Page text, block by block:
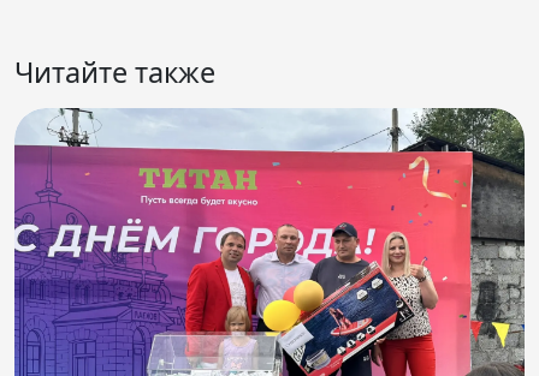
Читайте также